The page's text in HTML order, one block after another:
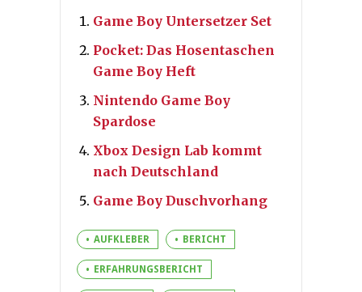
Game Boy Untersetzer Set
Pocket: Das Hosentaschen
Game Boy Heft
Nintendo Game Boy
Spardose
Xbox Design Lab kommt
nach Deutschland
Game Boy Duschvorhang
AUFKLEBER BERICHT
ERFAHRUNGSBERICHT